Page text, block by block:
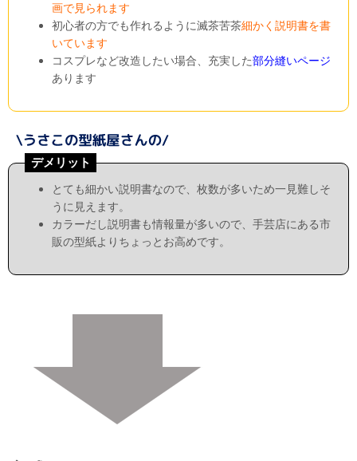
画で見られます
初心者の方でも作れるように滅茶苦茶細かく説明書を書
いています
コスプレなど改造したい場合、充実した部分縫いページ
あります
デメリット
とても細かい説明書なので、枚数が多いため一見難しそ
うに見えます。
カラーだし説明書も情報量が多いので、手芸店にある市
販の型紙よりちょっとお高めです。